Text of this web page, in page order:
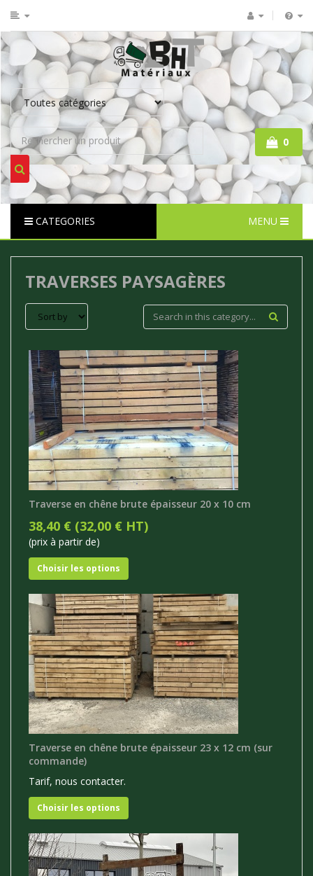
0
CATEGORIES MENU
TRAVERSES PAYSAGÈRES
Traverse en chêne brute épaisseur 20 x 10 cm
38,40 € (32,00 € HT)
(prix à partir de)
Choisir les options
Traverse en chêne brute épaisseur 23 x 12 cm (sur
commande)
Tarif, nous contacter.
Choisir les options